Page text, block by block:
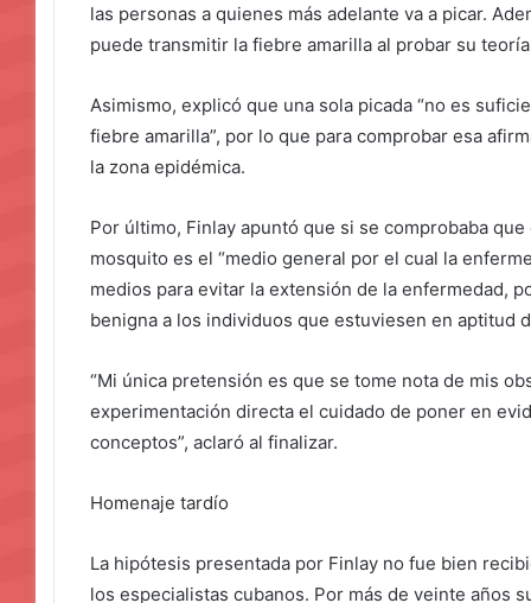
las personas a quienes más adelante va a picar.
puede transmitir la fiebre amarilla al probar su
Asimismo, explicó que una sola picada “no es
fiebre amarilla”, por lo que para comprobar esa
la zona epidémica.
Por último, Finlay apuntó que si se comprobaba
mosquito es el “medio general por el cual la
medios para evitar la extensión de la enfermedad,
benigna a los individuos que estuviesen en aptitud
“Mi única pretensión es que se tome nota de mis
experimentación directa el cuidado de poner en
conceptos”, aclaró al finalizar.
Homenaje tardío
La hipótesis presentada por Finlay no fue bien
los especialistas cubanos. Por más de veinte años